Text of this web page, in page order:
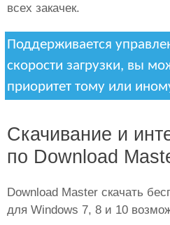
всех закачек.
Поддерживается
скорости загрузки, вы
приоритет тому или
Скачивание и
по Download
Download Master скачать
для Windows 7, 8 и 10